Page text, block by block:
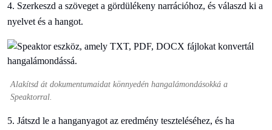
4. Szerkeszd a szöveget a gördülékeny narrációhoz, és válaszd ki a
nyelvet és a hangot.
Alakítsd át dokumentumaidat könnyedén hangalámondásokká a
Speaktorral.
5. Játszd le a hanganyagot az eredmény teszteléséhez, és ha